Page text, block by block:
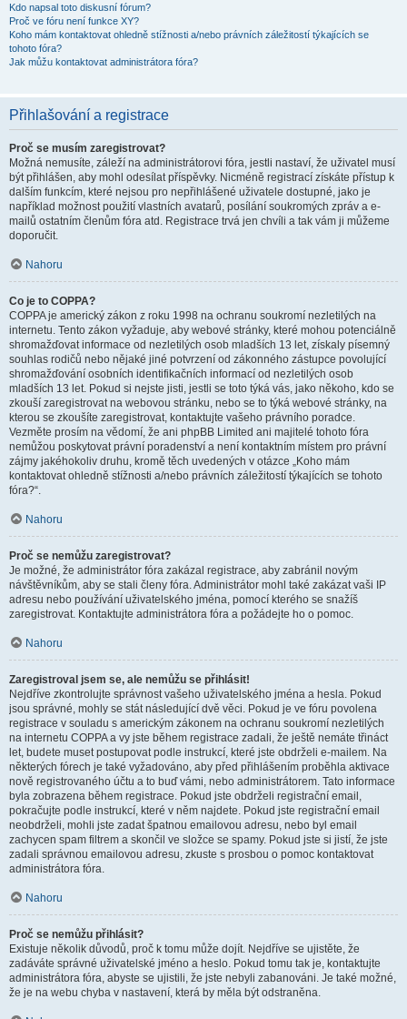
Kdo napsal toto diskusní fórum?
Proč ve fóru není funkce XY?
Koho mám kontaktovat ohledně stížnosti a/nebo právních záležitostí týkajících se
tohoto fóra?
Jak můžu kontaktovat administrátora fóra?
Přihlašování a registrace
Proč se musím zaregistrovat?
Možná nemusíte, záleží na administrátorovi fóra, jestli nastaví, že uživatel musí
být přihlášen, aby mohl odesílat příspěvky. Nicméně registrací získáte přístup k
dalším funkcím, které nejsou pro nepřihlášené uživatele dostupné, jako je
například možnost použití vlastních avatarů, posílání soukromých zpráv a e-
mailů ostatním členům fóra atd. Registrace trvá jen chvíli a tak vám ji můžeme
doporučit.
Nahoru
Co je to COPPA?
COPPA je americký zákon z roku 1998 na ochranu soukromí nezletilých na
internetu. Tento zákon vyžaduje, aby webové stránky, které mohou potenciálně
shromažďovat informace od nezletilých osob mladších 13 let, získaly písemný
souhlas rodičů nebo nějaké jiné potvrzení od zákonného zástupce povolující
shromažďování osobních identifikačních informací od nezletilých osob
mladších 13 let. Pokud si nejste jisti, jestli se toto týká vás, jako někoho, kdo se
zkouší zaregistrovat na webovou stránku, nebo se to týká webové stránky, na
kterou se zkoušíte zaregistrovat, kontaktujte vašeho právního poradce.
Vezměte prosím na vědomí, že ani phpBB Limited ani majitelé tohoto fóra
nemůžou poskytovat právní poradenství a není kontaktním místem pro právní
zájmy jakéhokoliv druhu, kromě těch uvedených v otázce „Koho mám
kontaktovat ohledně stížnosti a/nebo právních záležitostí týkajících se tohoto
fóra?“.
Nahoru
Proč se nemůžu zaregistrovat?
Je možné, že administrátor fóra zakázal registrace, aby zabránil novým
návštěvníkům, aby se stali členy fóra. Administrátor mohl také zakázat vaši IP
adresu nebo používání uživatelského jména, pomocí kterého se snažíš
zaregistrovat. Kontaktujte administrátora fóra a požádejte ho o pomoc.
Nahoru
Zaregistroval jsem se, ale nemůžu se přihlásit!
Nejdříve zkontrolujte správnost vašeho uživatelského jména a hesla. Pokud
jsou správné, mohly se stát následující dvě věci. Pokud je ve fóru povolena
registrace v souladu s americkým zákonem na ochranu soukromí nezletilých
na internetu COPPA a vy jste během registrace zadali, že ještě nemáte třináct
let, budete muset postupovat podle instrukcí, které jste obdrželi e-mailem. Na
některých fórech je také vyžadováno, aby před přihlášením proběhla aktivace
nově registrovaného účtu a to buď vámi, nebo administrátorem. Tato informace
byla zobrazena během registrace. Pokud jste obdrželi registrační email,
pokračujte podle instrukcí, které v něm najdete. Pokud jste registrační email
neobdrželi, mohli jste zadat špatnou emailovou adresu, nebo byl email
zachycen spam filtrem a skončil ve složce se spamy. Pokud jste si jistí, že jste
zadali správnou emailovou adresu, zkuste s prosbou o pomoc kontaktovat
administrátora fóra.
Nahoru
Proč se nemůžu přihlásit?
Existuje několik důvodů, proč k tomu může dojít. Nejdříve se ujistěte, že
zadáváte správné uživatelské jméno a heslo. Pokud tomu tak je, kontaktujte
administrátora fóra, abyste se ujistili, že jste nebyli zabanováni. Je také možné,
že je na webu chyba v nastavení, která by měla být odstraněna.